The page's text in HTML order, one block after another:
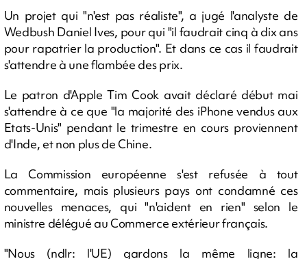
Un projet qui "n'est pas réaliste", a jugé l'analyste de
Wedbush Daniel Ives, pour qui "il faudrait cinq à dix ans
pour rapatrier la production". Et dans ce cas il faudrait
s'attendre à une flambée des prix.
Le patron d'Apple Tim Cook avait déclaré début mai
s'attendre à ce que "la majorité des iPhone vendus aux
Etats-Unis" pendant le trimestre en cours proviennent
d'Inde, et non plus de Chine.
La Commission européenne s'est refusée à tout
commentaire, mais plusieurs pays ont condamné ces
nouvelles menaces, qui "n'aident en rien" selon le
ministre délégué au Commerce extérieur français.
"Nous (ndlr: l'UE) gardons la même ligne: la